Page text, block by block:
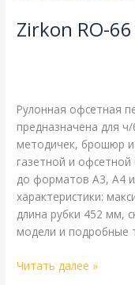
Zirkon RO-
Рулонная офсетная
предназначена для
методичек, брошюр и
газетной и
до форматов А3, А4
характеристики:
длина рубки 452 мм,
модели и подробные
(1978/2007)
Читать далее »